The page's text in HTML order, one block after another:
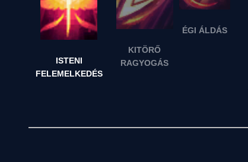
ISTENI
FELEMELKEDÉS
KITÖRŐ
RAGYOGÁS
ÉGI ÁLDÁS